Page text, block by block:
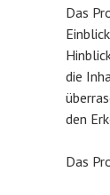
Das
die
den
Das